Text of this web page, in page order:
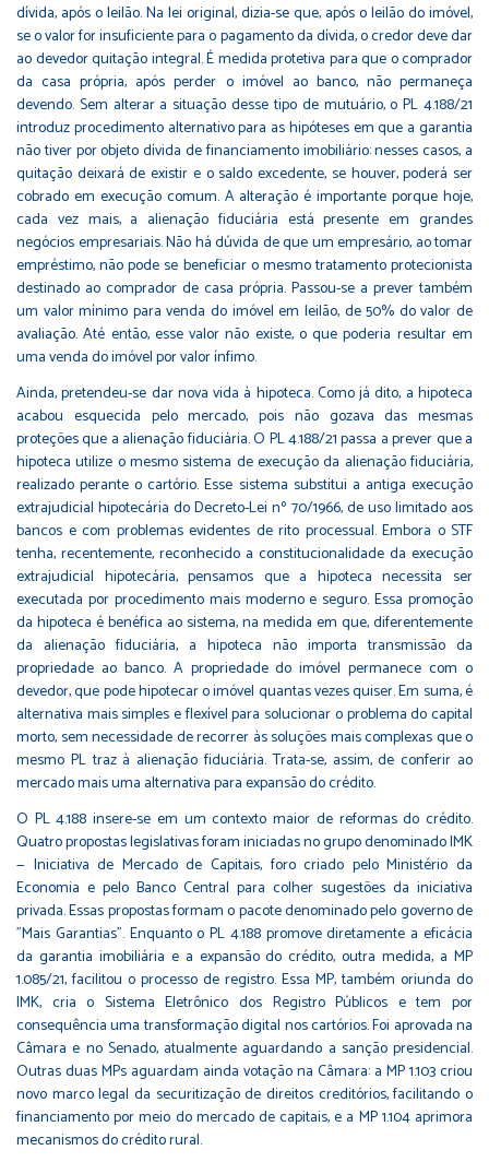
dívida, após o leilão. Na lei original, dizia-se que, após o leilão do imóvel,
se o valor for insuficiente para o pagamento da dívida, o credor deve dar
ao devedor quitação integral. É medida protetiva para que o comprador
da casa própria, após perder o imóvel ao banco, não permaneça
devendo. Sem alterar a situação desse tipo de mutuário, o PL 4.188/21
introduz procedimento alternativo para as hipóteses em que a garantia
não tiver por objeto dívida de financiamento imobiliário: nesses casos, a
quitação deixará de existir e o saldo excedente, se houver, poderá ser
cobrado em execução comum. A alteração é importante porque hoje,
cada vez mais, a alienação fiduciária está presente em grandes
negócios empresariais. Não há dúvida de que um empresário, ao tomar
empréstimo, não pode se beneficiar o mesmo tratamento protecionista
destinado ao comprador de casa própria. Passou-se a prever também
um valor mínimo para venda do imóvel em leilão, de 50% do valor de
avaliação. Até então, esse valor não existe, o que poderia resultar em
uma venda do imóvel por valor ínfimo.
Ainda, pretendeu-se dar nova vida à hipoteca. Como já dito, a hipoteca
acabou esquecida pelo mercado, pois não gozava das mesmas
proteções que a alienação fiduciária. O PL 4.188/21 passa a prever que a
hipoteca utilize o mesmo sistema de execução da alienação fiduciária,
realizado perante o cartório. Esse sistema substitui a antiga execução
extrajudicial hipotecária do Decreto-Lei nº 70/1966, de uso limitado aos
bancos e com problemas evidentes de rito processual. Embora o STF
tenha, recentemente, reconhecido a constitucionalidade da execução
extrajudicial hipotecária, pensamos que a hipoteca necessita ser
executada por procedimento mais moderno e seguro. Essa promoção
da hipoteca é benéfica ao sistema, na medida em que, diferentemente
da alienação fiduciária, a hipoteca não importa transmissão da
propriedade ao banco. A propriedade do imóvel permanece com o
devedor, que pode hipotecar o imóvel quantas vezes quiser. Em suma, é
alternativa mais simples e flexível para solucionar o problema do capital
morto, sem necessidade de recorrer às soluções mais complexas que o
mesmo PL traz à alienação fiduciária. Trata-se, assim, de conferir ao
mercado mais uma alternativa para expansão do crédito.
O PL 4.188 insere-se em um contexto maior de reformas do crédito.
Quatro propostas legislativas foram iniciadas no grupo denominado IMK
— Iniciativa de Mercado de Capitais, foro criado pelo Ministério da
Economia e pelo Banco Central para colher sugestões da iniciativa
privada. Essas propostas formam o pacote denominado pelo governo de
"Mais Garantias". Enquanto o PL 4.188 promove diretamente a eficácia
da garantia imobiliária e a expansão do crédito, outra medida, a MP
1.085/21, facilitou o processo de registro. Essa MP, também oriunda do
IMK, cria o Sistema Eletrônico dos Registro Públicos e tem por
consequência uma transformação digital nos cartórios. Foi aprovada na
Câmara e no Senado, atualmente aguardando a sanção presidencial.
Outras duas MPs aguardam ainda votação na Câmara: a MP 1.103 criou
novo marco legal da securitização de direitos creditórios, facilitando o
financiamento por meio do mercado de capitais, e a MP 1.104 aprimora
mecanismos do crédito rural.